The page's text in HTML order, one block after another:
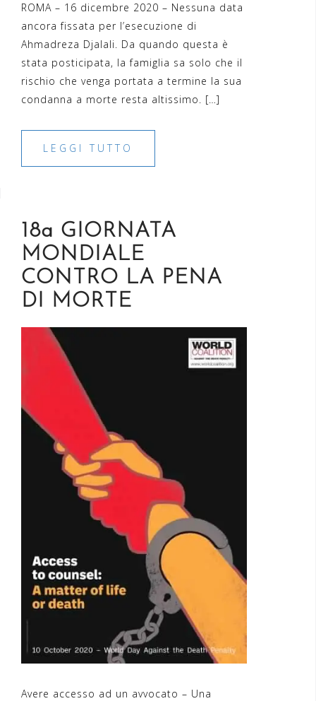
ROMA – 16 dicembre 2020 – Nessuna data
ancora fissata per l’esecuzione di
Ahmadreza Djalali. Da quando questa è
stata posticipata, la famiglia sa solo che il
rischio che venga portata a termine la sua
condanna a morte resta altissimo. […]
LEGGI TUTTO
18a GIORNATA
MONDIALE
CONTRO LA PENA
DI MORTE
Avere accesso ad un avvocato – Una